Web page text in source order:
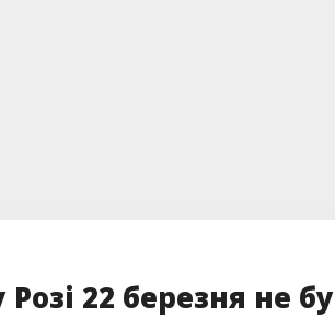
22 березня не